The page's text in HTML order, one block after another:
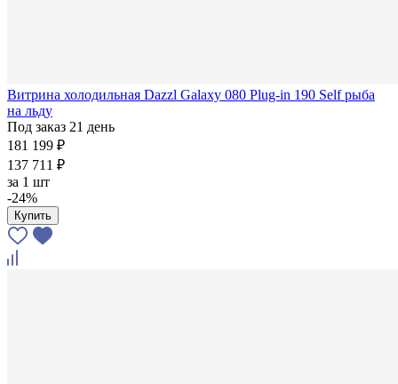
Витрина холодильная Dazzl Galaxy 080 Plug-in 190 Self рыба
на льду
Под заказ 21 день
181 199 ₽
137 711 ₽
за 1 шт
-24%
Купить